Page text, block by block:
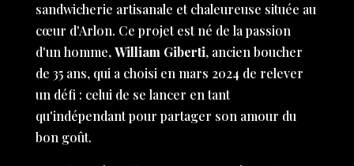
sandwicherie artisanale et chaleureuse située au
cœur d'Arlon. Ce projet est né de la passion
d'un homme,William Giberti, ancien boucher
de 35 ans, qui a choisi en mars 2024 de relever
un défi : celui de se lancer en tant
qu'indépendant pour partager son amour du
bon goût.